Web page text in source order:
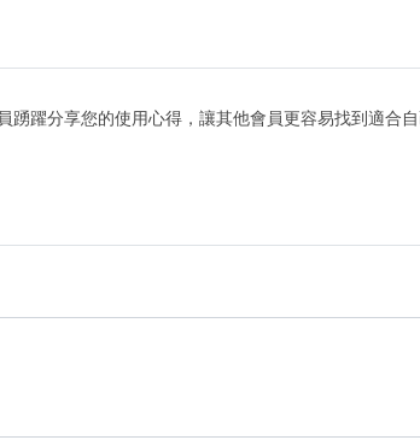
踴躍分享您的使用心得，讓其他會員更容易找到適合